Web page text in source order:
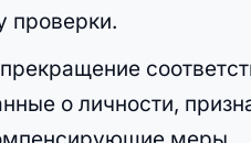
проверки.
о личности,